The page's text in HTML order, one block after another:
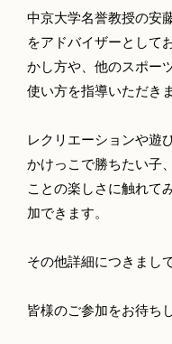
中京大学名誉教授の安
をアドバイザーとして
かし方や、他のスポー
使い方を指導いただきま
レクリエーションや遊
かけっこで勝ちたい子
ことの楽しさに触れて
加できます。
その他詳細につきまし
皆様のご参加をお待ち